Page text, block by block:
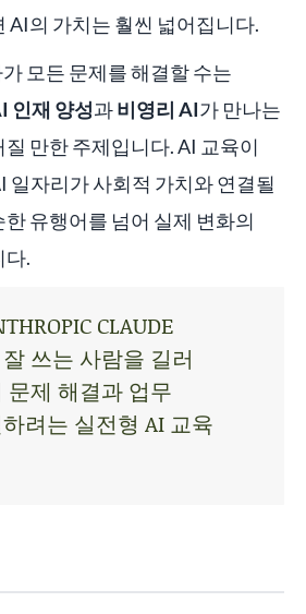
AI의 가치는 훨씬 넓어집니다.
모든 문제를 해결할 수는
인재 양성과비영리 AI가 만나는
만한 주제입니다. AI 교육이
일자리가 사회적 가치와 연결될
유행어를 넘어 실제 변화의
다.
CLAUDE
잘 쓰는 사람을 길러
문제 해결과 업무
려는 실전형 AI 교육